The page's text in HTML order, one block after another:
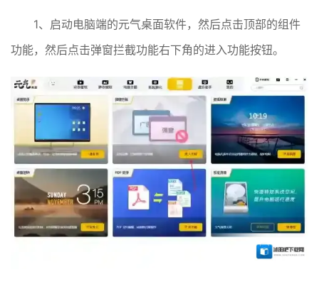
1、启动电脑端的元气桌面软件，然后点击顶部的组件
功能，然后点击弹窗拦截功能右下角的进入功能按钮。